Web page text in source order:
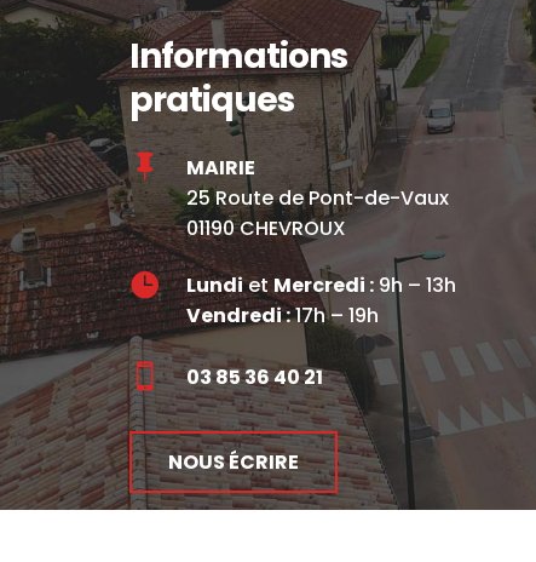
Informations
pratiques

MAIRIE
25 Route de Pont-de-Vaux
01190 CHEVROUX
 LundietMercredi : 9h – 13h
Vendredi :17h – 19h
 03 85 36 40 21
NOUS ÉCRIRE